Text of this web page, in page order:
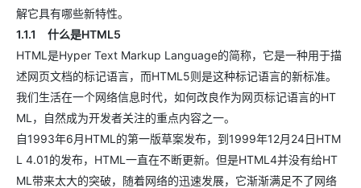
解它具有哪些新特性。
1.1.1 什么是HTML5
HTML是Hyper Text Markup Language的简称，它是一种用于描
述网页文档的标记语言，而HTML5则是这种标记语言的新标准。
我们生活在一个网络信息时代，如何改良作为网页标记语言的HT
ML，自然成为开发者关注的重点内容之一。
自1993年6月HTML的第一版草案发布，到1999年12月24日HTM
L 4.01的发布，HTML一直在不断更新。但是HTML4并没有给HT
ML带来太大的突破，随着网络的迅速发展，它渐渐满足不了网络